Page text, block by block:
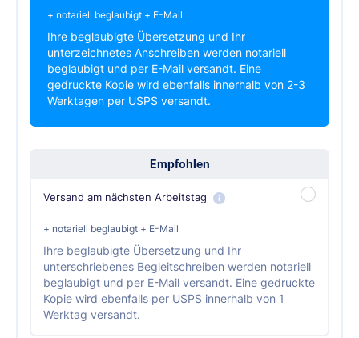
+ notariell beglaubigt + E-Mail
Ihre beglaubigte Übersetzung und Ihr
unterzeichnetes Anschreiben werden notariell
beglaubigt und per E-Mail versandt. Eine
gedruckte Kopie wird ebenfalls innerhalb von 2-3
Werktagen per USPS versandt.
Empfohlen
Versand am nächsten Arbeitstag
+ notariell beglaubigt + E-Mail
Ihre beglaubigte Übersetzung und Ihr
unterschriebenes Begleitschreiben werden notariell
beglaubigt und per E-Mail versandt. Eine gedruckte
Kopie wird ebenfalls per USPS innerhalb von 1
Werktag versandt.